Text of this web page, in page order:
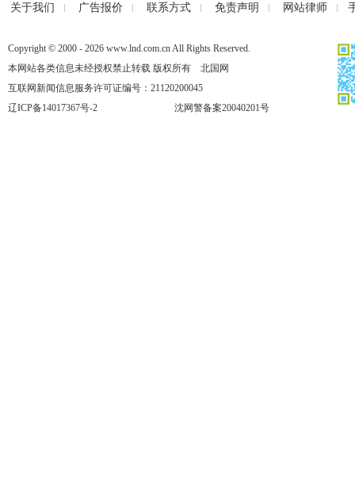
关于我们 广告报价 联系方式 免责声明 网站律师
Copyright © 2000 - 2026 www.lnd.com.cn All Rights Reserved.
本网站各类信息未经授权禁止转载 版权所有 北国网
互联网新闻信息服务许可证编号：21120200045
辽ICP备14017367号-2
沈网警备案20040201号